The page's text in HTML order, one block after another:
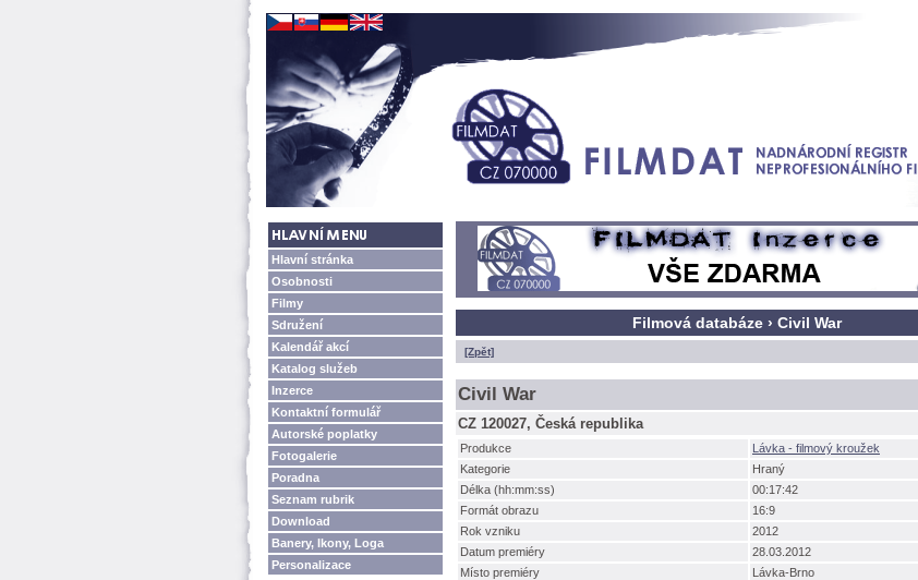
Hlavní stránka
Osobnosti
Filmy
Sdružení
Kalendář akcí
Katalog služeb
Inzerce
Kontaktní formulář
Autorské poplatky
Fotogalerie
Poradna
Seznam rubrik
Download
Banery, Ikony, Loga
Personalizace
Filmová databáze › Civil War
[Zpět]
Civil War
CZ 120027, Česká republika
Produkce
Lávka - filmový kroužek
Kategorie
Hraný
Délka (hh:mm:ss)
00:17:42
Formát obrazu
16:9
Rok vzniku
2012
Datum premiéry
28.03.2012
Místo premiéry
Lávka-Brno